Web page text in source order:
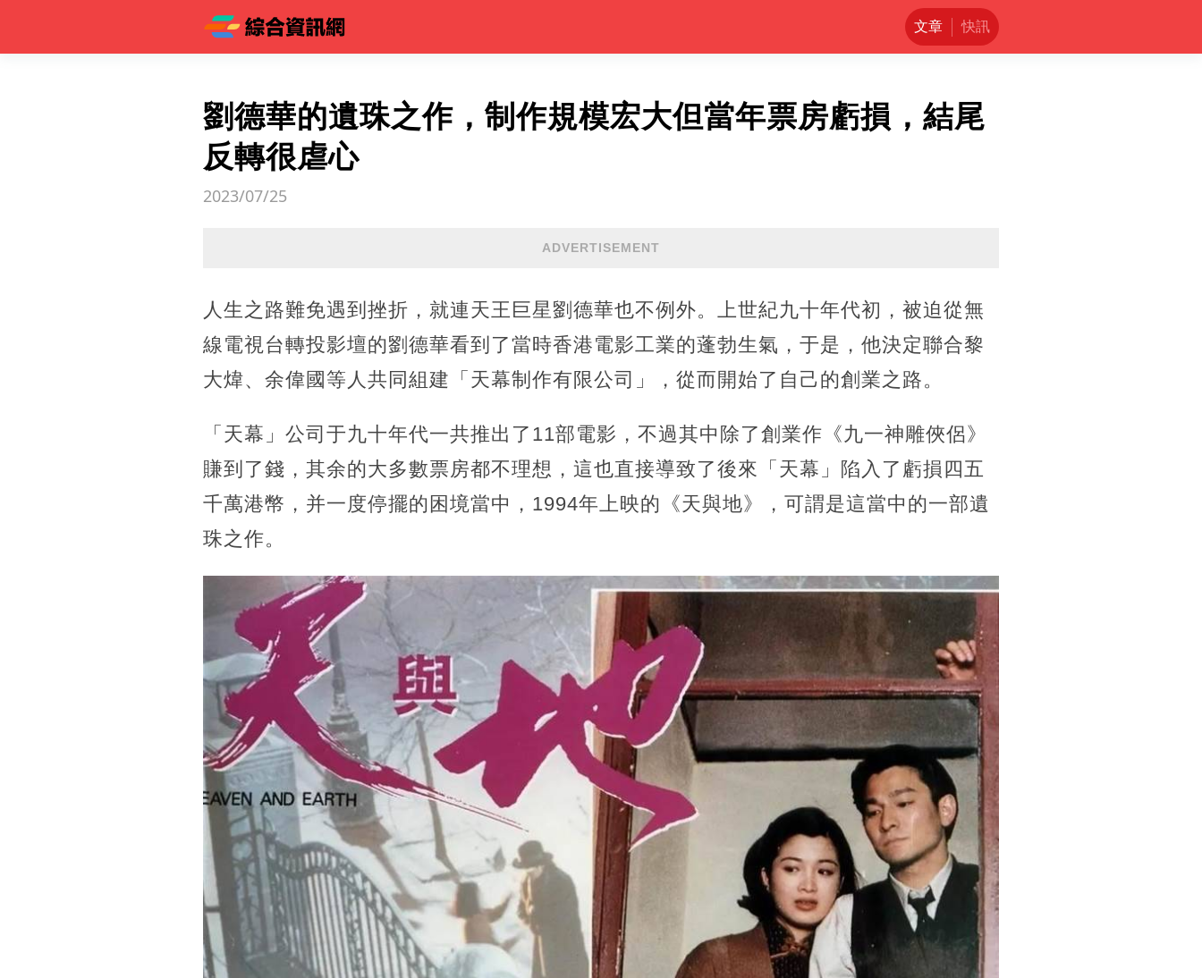
文章 快訊
劉德華的遺珠之作，制作規模宏大但當年票房虧損，結尾
反轉很虐心
2023/07/25
ADVERTISEMENT
人生之路難免遇到挫折，就連天王巨星劉德華也不例外。上世紀九十年代初，被迫從無
線電視台轉投影壇的劉德華看到了當時香港電影工業的蓬勃生氣，于是，他決定聯合黎
大煒、余偉國等人共同組建「天幕制作有限公司」，從而開始了自己的創業之路。
「天幕」公司于九十年代一共推出了11部電影，不過其中除了創業作《九一神雕俠侶》
賺到了錢，其余的大多數票房都不理想，這也直接導致了後來「天幕」陷入了虧損四五
千萬港幣，并一度停擺的困境當中，1994年上映的《天與地》，可謂是這當中的一部遺
珠之作。